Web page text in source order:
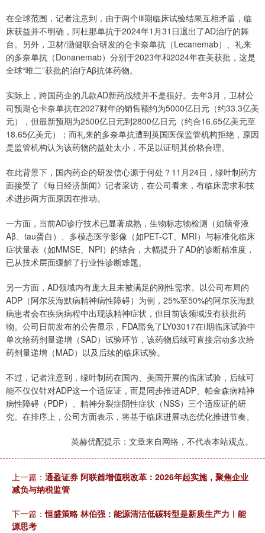
在全球范围，记者注意到，由于两个Ⅲ期临床试验结果互相矛盾，临
床获益并不明确，阿杜那单抗于2024年1月31日退出了AD治疗的舞
台。另外，卫材/渤健联合研发的仑卡奈单抗（Lecanemab）、礼来
的多奈单抗（Donanemab）分别于2023年和2024年在美获批，这是
全球“唯二”获批的治疗Aβ抗体药物。
实际上，跨国药企的几款AD新药战绩并不是很好。去年3月，卫材公
司预期仑卡奈单抗在2027财年的销售额约为5000亿日元（约33.3亿美
元），但最新预期为2500亿日元到2800亿日元（约合16.65亿美元至
18.65亿美元）；而礼来的多奈单抗遭到英国医保监管机构拒绝，原因
是监管机构认为该药物的益处太小，不足以证明其价格合理。
在此背景下，国内药企的研发信心源于何处？11月24日，绿叶制药方
面接受了《每日经济新闻》记者采访，在公司看来，有临床需求和技
术进步两方面原因在推动。
一方面，当前AD诊疗技术已显著成熟，生物标志物检测（如脑脊液
Aβ、tau蛋白）、多模态医学影像（如PET-CT、MRI）与标准化临床
症状量表（如MMSE、NPI）的结合，大幅提升了AD的诊断精准度，
已从技术层面缓解了行业性诊断难题。
另一方面，AD领域内有庞大且未被满足的刚性需求。以公司布局的
ADP（阿尔茨海默病精神病性障碍）为例，25%至50%的阿尔茨海默
病患者会在疾病病程中出现该精神症状，但目前该领域没有获批药
物。公司日前发布的公告显示，FDA豁免了LY03017在Ⅰ期临床试验中
单次给药剂量递增（SAD）试验环节，该药物后续可直接启动多次给
药剂量递增（MAD）以及后续的临床试验。
不过，记者注意到，绿叶制药在国内、美国开展的临床试验，后续可
能不仅仅针对ADP这一个适应证，而是同步推进ADP、帕金森病精神
病性障碍（PDP）、精神分裂症阴性症状（NSS）三个适应证的研
究。在排序上，公司方面表示，将基于临床进展动态优化推进节奏。
英赫优配提示：文章来自网络，不代表本站观点。
上一篇： 通盈证券 阿联酋增值税改革：2026年起实施，聚焦企业
减负与纳税监管
下一篇：恒盛策略 林伯强：能源清洁低碳转型是新质生产力︱能
源思考